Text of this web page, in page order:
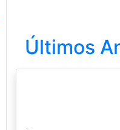
Últimos